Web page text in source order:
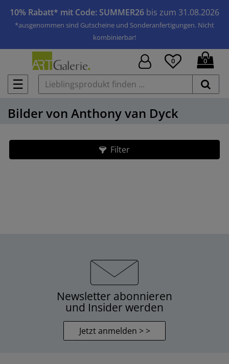
10% Rabatt* mit Code: SUMMER26 bis zum 31.08.2026
*ausgenommen sind Gutscheine und Sonderanfertigungen. Nicht
kombinierbar!
☰
0 0
Bilder von Anthony van Dyck
Filter
Newsletter abonnieren
und Insider werden
Jetzt anmelden > >